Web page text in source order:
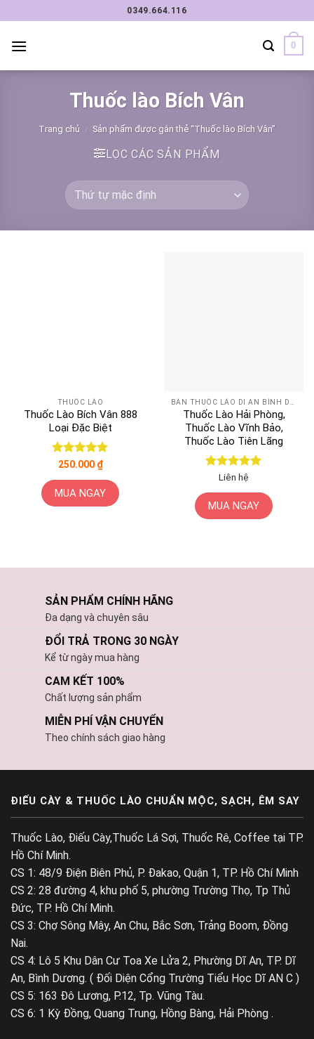
đến
nội
0349.664.116
0
Thuốc lào Bích Vân
Trang chủ / Sản phẩm được gắn thẻ “Thuốc lào Bích Vân”
LỌC CÁC SẢN PHẨM
THUỐC LÀO
Thuốc Lào Bích Vân 888
Loại Đặc Biệt
Được xếp
sao
250.000 ₫
MUA NGAY
BÁN THUỐC LÀO DĨ AN BÌNH DƯƠNG
Thuốc Lào Hải Phòng,
Thuốc Lào Vĩnh Bảo,
Thuốc Lào Tiên Lãng
Được xếp
sao
Liên hệ
MUA NGAY
SẢN PHẨM CHÍNH HÃNG
Đa dạng và chuyên sâu
ĐỔI TRẢ TRONG 30 NGÀY
Kể từ ngày mua hàng
CAM KẾT 100%
Chất lượng sản phẩm
MIỄN PHÍ VẬN CHUYỂN
Theo chính sách giao hàng
ĐIẾU CÀY & THUỐC LÀO CHUẨN MỘC, SẠCH, ÊM SAY
Thuốc Lào, Điếu Cày,Thuốc Lá Sợi, Thuốc Rê, Coffee tại TP.
Hồ Chí Minh.
CS 1: 48/9 Điện Biên Phủ, P. Đakao, Quận 1, TP. Hồ Chí Minh
CS 2: 28 đường 4, khu phố 5, phường Trường Thọ, Tp Thủ
Đức, TP. Hồ Chí Minh.
CS 3: Chợ Sông Mây, An Chu, Bắc Sơn, Trảng Boom, Đồng
Nai.
CS 4: Lô 5 Khu Dân Cư Toa Xe Lửa 2, Phường Dĩ An, TP. Dĩ
An, Bình Dương. ( Đối Diện Cổng Trường Tiểu Học Dĩ AN C )
CS 5: 163 Đô Lương, P.12, Tp. Vũng Tàu.
CS 6: 1 Kỳ Đồng, Quang Trung, Hồng Bàng, Hải Phòng .